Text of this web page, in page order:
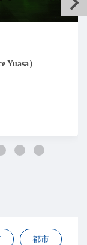
）
都市